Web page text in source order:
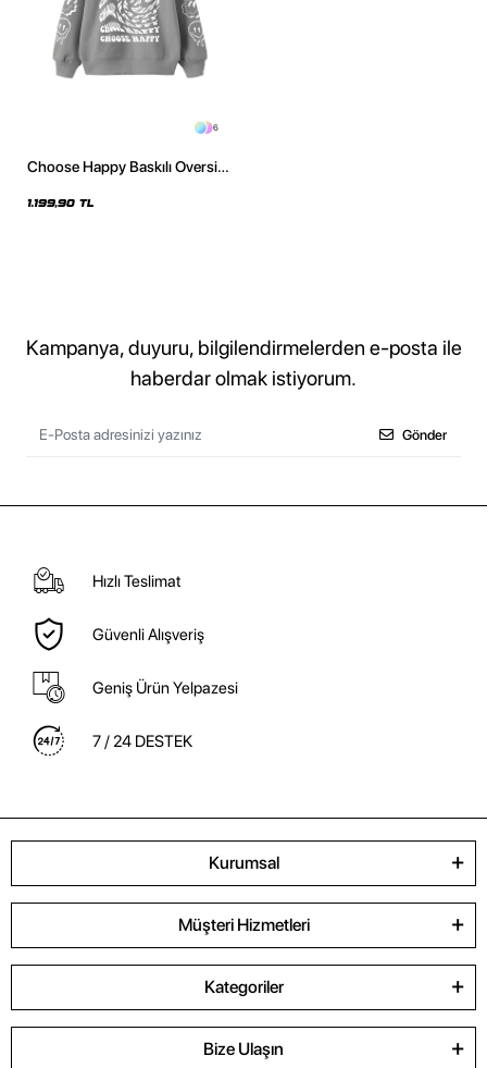
6
Choose Happy Baskılı Oversize
1.199,90 TL
Kampanya, duyuru, bilgilendirmelerden e-posta ile
haberdar olmak istiyorum.
Gönder
Hızlı Teslimat
Güvenli Alışveriş
Geniş Ürün Yelpazesi
7 / 24 DESTEK
Kurumsal
Müşteri Hizmetleri
Kategoriler
Bize Ulaşın